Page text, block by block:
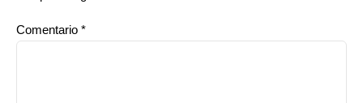
Comentario *